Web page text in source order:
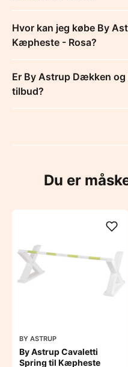
Hvor kan jeg købe By
Kæpheste - Rosa?
Er By Astrup Dækken
tilbud?
Du er
BY ASTRUP
By Astrup Cavaletti
Spring til Kæpheste